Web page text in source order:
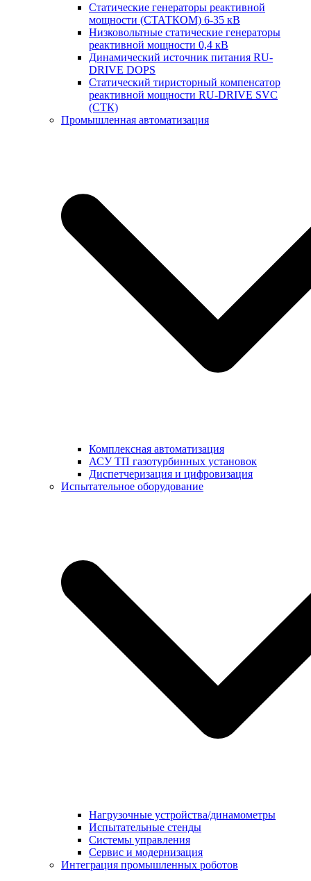
Статические генераторы реактивной
мощности (СТАТКОМ) 6-35 кВ
Низковольтные статические генераторы
реактивной мощности 0,4 кВ
Динамический источник питания RU-
DRIVE DOPS
Cтатический тиристорный компенсатор
реактивной мощности RU-DRIVE SVC
(СТК)
Промышленная автоматизация
Комплексная автоматизация
АСУ ТП газотурбинных установок
Диспетчеризация и цифровизация
Испытательное оборудование
Нагрузочные устройства/динамометры
Испытательные стенды
Системы управления
Сервис и модернизация
Интеграция промышленных роботов